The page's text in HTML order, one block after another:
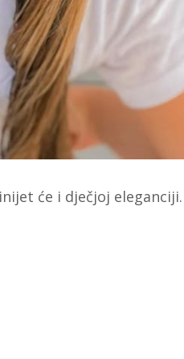
će i dječjoj eleganciji.